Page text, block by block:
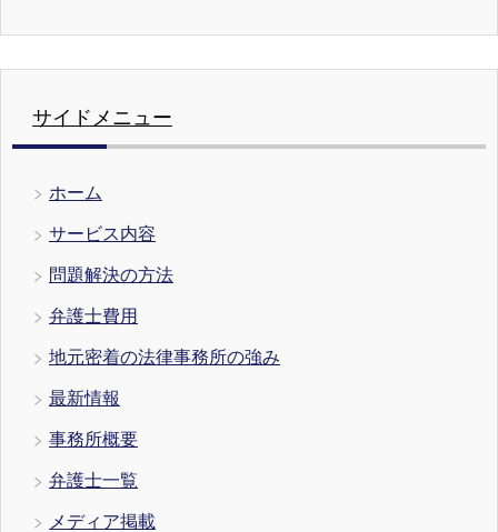
サイドメニュー
ホーム
サービス内容
問題解決の方法
弁護士費用
地元密着の法律事務所の強み
最新情報
事務所概要
弁護士一覧
メディア掲載